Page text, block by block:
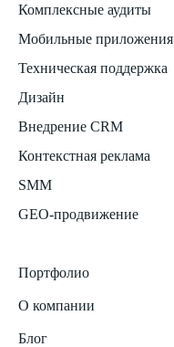
Комплексные аудиты
Мобильные приложения
Техническая поддержка
Дизайн
Внедрение CRM
Контекстная реклама
SMM
GEO-продвижение
Портфолио
О компании
Блог